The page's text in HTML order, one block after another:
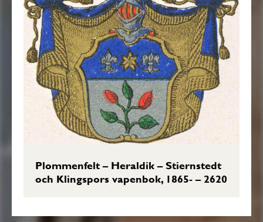
Plommenfelt – Heraldik – Stiernstedt
och Klingspors vapenbok, 1865- – 2620